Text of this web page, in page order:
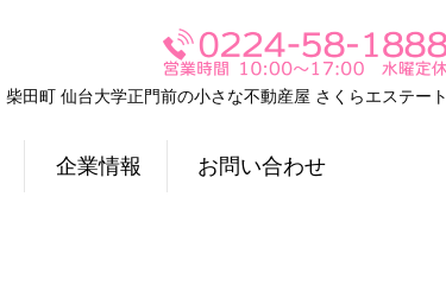
柴田町 仙台大学正門前の小さな不動産屋 さくらエステート
企業情報 お問い合わせ